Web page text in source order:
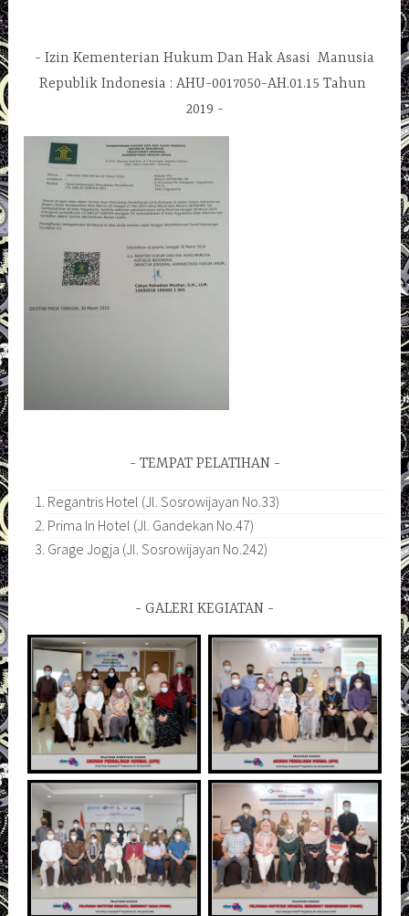
Izin Kementerian Hukum Dan Hak Asasi Manusia
Republik Indonesia : AHU-0017050-AH.01.15 Tahun
2019
TEMPAT PELATIHAN
Regantris Hotel (Jl. Sosrowijayan No.33)
Prima In Hotel (Jl. Gandekan No.47)
Grage Jogja (Jl. Sosrowijayan No.242)
GALERI KEGIATAN